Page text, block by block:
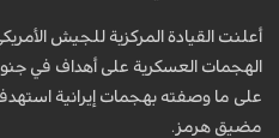
أعلنت القيادة المركزية للجيش
الهجمات العسكرية على أهداف في جنوب
على ما وصفته بهجمات إيرانية
مضيق هرمز.